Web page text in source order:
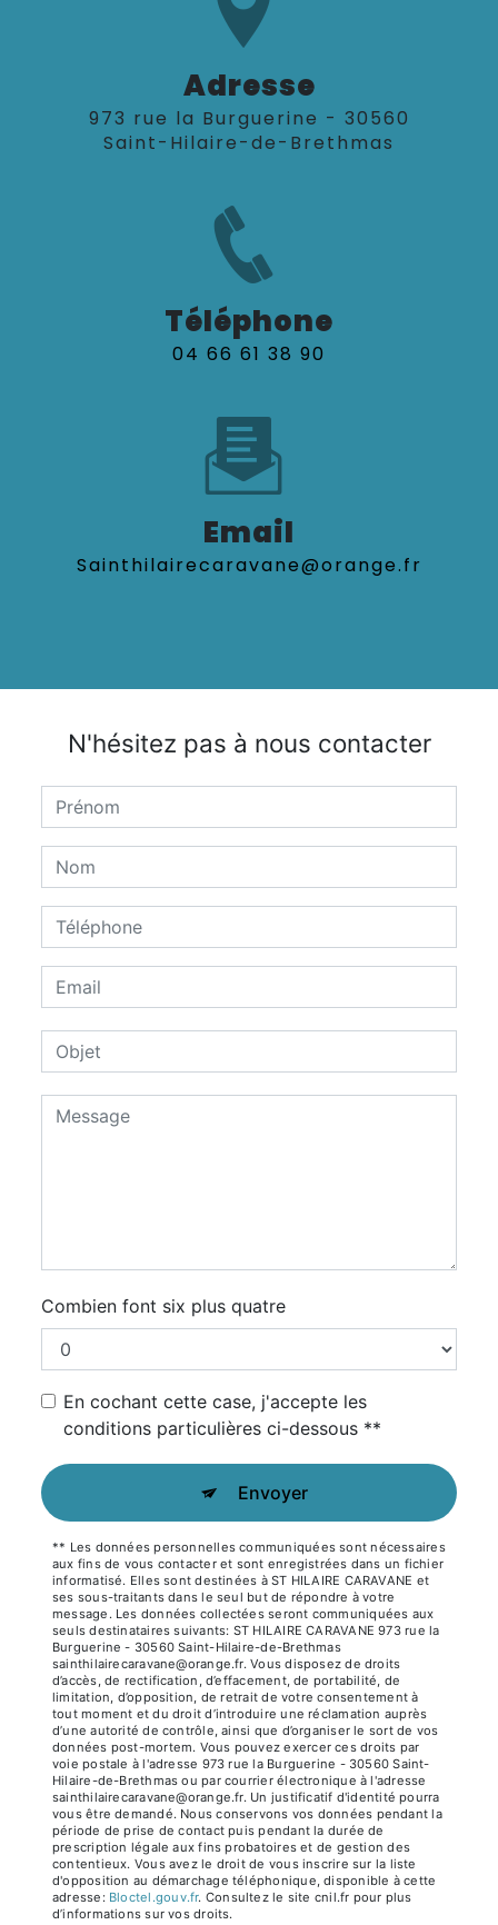
Adresse
973 rue la Burguerine - 30560
Saint-Hilaire-de-Brethmas
Téléphone
04 66 61 38 90
Email
sainthilairecaravane@orange.fr
N'hésitez pas à nous contacter
Combien font six plus quatre
En cochant cette case, j'accepte les
conditions particulières ci-dessous **
Envoyer
** Les données personnelles communiquées sont nécessaires
aux fins de vous contacter et sont enregistrées dans un fichier
informatisé. Elles sont destinées à ST HILAIRE CARAVANE et
ses sous-traitants dans le seul but de répondre à votre
message. Les données collectées seront communiquées aux
seuls destinataires suivants: ST HILAIRE CARAVANE 973 rue la
Burguerine - 30560 Saint-Hilaire-de-Brethmas
sainthilairecaravane@orange.fr. Vous disposez de droits
d’accès, de rectification, d’effacement, de portabilité, de
limitation, d’opposition, de retrait de votre consentement à
tout moment et du droit d’introduire une réclamation auprès
d’une autorité de contrôle, ainsi que d’organiser le sort de vos
données post-mortem. Vous pouvez exercer ces droits par
voie postale à l'adresse 973 rue la Burguerine - 30560 Saint-
Hilaire-de-Brethmas ou par courrier électronique à l'adresse
sainthilairecaravane@orange.fr. Un justificatif d'identité pourra
vous être demandé. Nous conservons vos données pendant la
période de prise de contact puis pendant la durée de
prescription légale aux fins probatoires et de gestion des
contentieux. Vous avez le droit de vous inscrire sur la liste
d'opposition au démarchage téléphonique, disponible à cette
adresse:
Bloctel.gouv.fr. Consultez le site cnil.fr pour plus
d’informations sur vos droits.